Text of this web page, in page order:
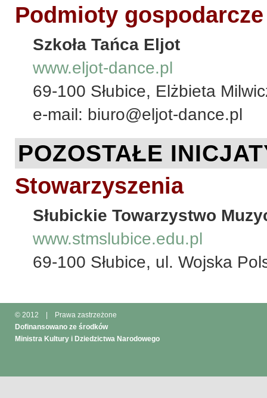
Podmioty gospodarcze
Szkoła Tańca Eljot
www.eljot-dance.pl
69-100 Słubice, Elżbieta
e-mail: biuro@eljot-dance.pl
POZOSTAŁE
Stowarzyszenia
Słubickie Towarzystwo
www.stmslubice.edu.pl
69-100 Słubice, ul. Wojska
© 2012
Prawa zastrzeżone
Dofinansowano ze środków
Ministra Kultury i Dziedzictwa Narodowego